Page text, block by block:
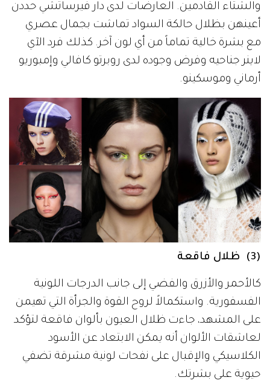
والشتاء القادمين. العارضات لدى دار فيرساتشي حددن
أعينهن بظلال حالكة السواد تماشت بجمال عصري
مع بشرة خالية تماماً من أي لون آخر. كذلك فرد الآي
لاينر جناحيه وفرض وجوده لدى روبرتو كافالي وإمبوريو
أرماني وموسكينو.
(3) ظلال فاقعة
كالأحمر والأزرق والفضي إلى جانب الدرجات اللونية
الفسفورية. واستكمالاً لروح القوة والجرأة التي تهيمن
على المشهد، جاءت ظلال العيون بألوان فاقعة لتؤكد
لعاشقات الألوان أنه يمكن الابتعاد عن الأسود
الكلاسيكي والإقبال على نفحات لونية مشرقة تضفي
حيوية على بشرتك.